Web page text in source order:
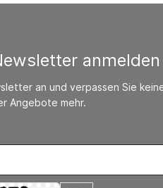
anmelden
an und verpassen Sie
Angebote mehr.